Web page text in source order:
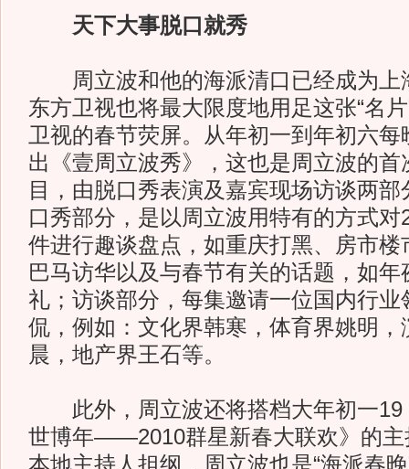
天下大事脱口就秀
周立波和他的海派清口已经成为上
东方卫视也将最大限度地用足这张“名
卫视的春节荧屏。从年初一到年初六每
出《壹周立波秀》，这也是周立波的首
目，由脱口秀表演及嘉宾现场访谈两
口秀部分，是以周立波用特有的方式对
件进行趣谈盘点，如重庆打黑、房市楼
巴马访华以及与春节有关的话题，如年
礼；访谈部分，每集邀请一位国内行业
侃，例如：文化界韩寒，体育界姚明，
晨，地产界王石等。
此外，周立波还将搭档大年初一19
世博年——2010群星新春大联欢》的主